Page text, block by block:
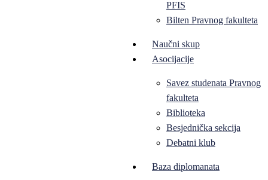
PFIS
Bilten Pravnog fakulteta
Naučni skup
Asocijacije
Savez studenata Pravnog
fakulteta
Biblioteka
Besjednička sekcija
Debatni klub
Baza diplomanata